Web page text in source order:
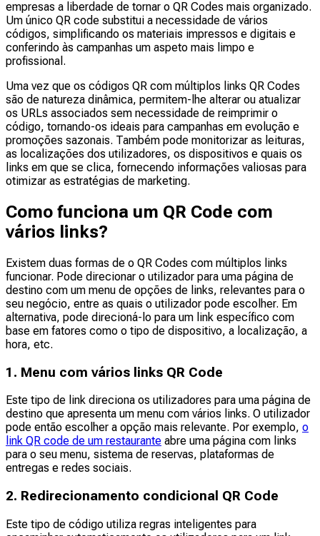
empresas a liberdade de tornar o QR Codes mais organizado.
Um único QR code substitui a necessidade de vários
códigos, simplificando os materiais impressos e digitais e
conferindo às campanhas um aspeto mais limpo e
profissional.
Uma vez que os códigos QR com múltiplos links QR Codes
são de natureza dinâmica, permitem-lhe alterar ou atualizar
os URLs associados sem necessidade de reimprimir o
código, tornando-os ideais para campanhas em evolução e
promoções sazonais. Também pode monitorizar as leituras,
as localizações dos utilizadores, os dispositivos e quais os
links em que se clica, fornecendo informações valiosas para
otimizar as estratégias de marketing.
Como funciona um QR Code com
vários links?
Existem duas formas de o QR Codes com múltiplos links
funcionar. Pode direcionar o utilizador para uma página de
destino com um menu de opções de links, relevantes para o
seu negócio, entre as quais o utilizador pode escolher. Em
alternativa, pode direcioná-lo para um link específico com
base em fatores como o tipo de dispositivo, a localização, a
hora, etc.
1. Menu com vários links QR Code
Este tipo de link direciona os utilizadores para uma página de
destino que apresenta um menu com vários links. O utilizador
pode então escolher a opção mais relevante. Por exemplo, o
link QR code de um restaurante abre uma página com links
para o seu menu, sistema de reservas, plataformas de
entregas e redes sociais.
2. Redirecionamento condicional QR Code
Este tipo de código utiliza regras inteligentes para